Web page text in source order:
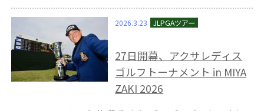
2026.3.23
27日開幕、アクサレディス
ゴルフトーナメント in MIYA
ZAKI 2026